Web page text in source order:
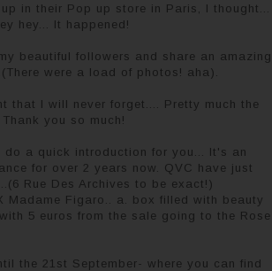
in their Pop up store in Paris, I thought...
hey... It happened!
beautiful followers and share an amazing
were a load of photos! aha).
that I will never forget.... Pretty much the
you so much!
do a quick introduction for you... It's an
for over 2 years now. QVC have just
Rue Des Archives to be exact!)
Madame Figaro.. a. box filled with beauty
5 euros from the sale going to the Rose
the 21st September- where you can find